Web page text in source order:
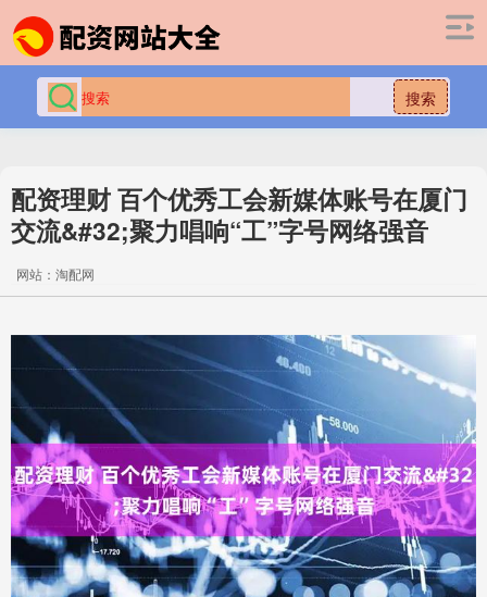
搜索
配资理财 百个优秀工会新媒体账号在厦门
交流&#32;聚力唱响“工”字号网络强音
网站：淘配网